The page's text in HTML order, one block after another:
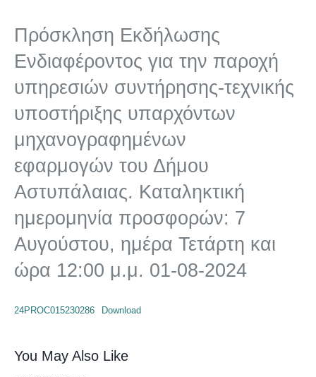
Πρόσκληση Εκδήλωσης
Ενδιαφέροντος για την παροχή
υπηρεσιών συντήρησης-τεχνικής
υποστήριξης υπαρχόντων
μηχανογραφημένων
εφαρμογών του Δήμου
Αστυπάλαιας. Καταληκτική
ημερομηνία προσφορών: 7
Αυγούστου, ημέρα Τετάρτη και
ώρα 12:00 μ.μ. 01-08-2024
24PROC015230286 Download
You May Also Like